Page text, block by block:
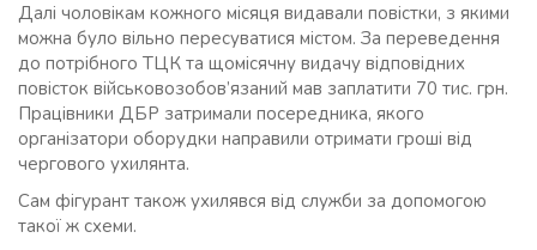
Далі чоловікам кожного місяця видавали повістки, з якими
можна було вільно пересуватися містом. За переведення
до потрібного ТЦК та щомісячну видачу відповідних
повісток військовозобов’язаний мав заплатити 70 тис. грн.
Працівники ДБР затримали посередника, якого
організатори оборудки направили отримати гроші від
чергового ухилянта.
Сам фігурант також ухилявся від служби за допомогою
такої ж схеми.